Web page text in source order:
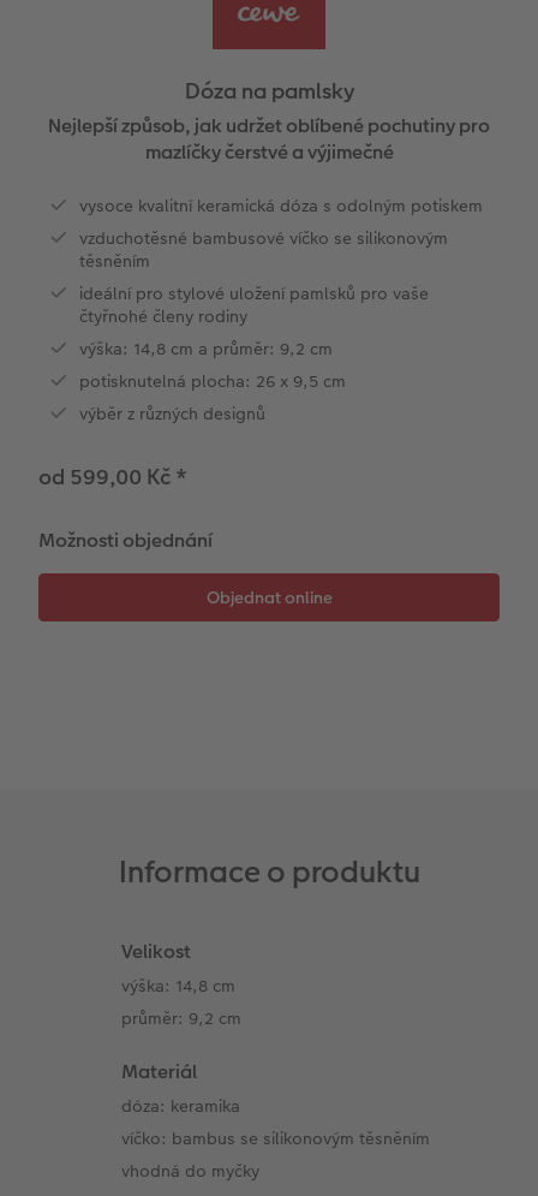
Ukázky fotoknih
Garance spokojenosti
Art Collection
Novinky
Svatební fotokniha
CEWE foto ihned s textem
Filmový pás
Fotosety ihned
Vícedílné fotografie ihned
Velké formáty ihned
Koláž ihned
CEWE foto ihned
Průkazové foto
Art Prints
Rámy
Samolepky z fotky
Digitalizace
CEWE myPhotos
Novinky
Akrylové sklo
Foto na dřevě
Svatební cedule
Vícedílné obrazy
Fotokoláž
CEWE myPhotos
Novinky
Fotokoláž k výročí
Škola a kancelář
Dárková krabička
CEWE FOTOKNIHA dětská
CEWE myPhotos
Novinky
Cardholder
Novinky
Pohlednice s přímým odesláním
Pohlednice
Další události
CEWE myPhotos
Cestování
DIY
Designové fotoobrazy
Fotografické soutěže
Dóza na pamlsky
Nejlepší způsob, jak udržet oblíbené pochutiny pro
mazlíčky čerstvé a výjimečné
vysoce kvalitní keramická dóza s odolným potiskem
vzduchotěsné bambusové víčko se silikonovým
těsněním
ideální pro stylové uložení pamlsků pro vaše
čtyřnohé členy rodiny
výška: 14,8 cm a průměr: 9,2 cm
potisknutelná plocha: 26 x 9,5 cm
výběr z různých designů
od 599,00 Kč *
Možnosti objednání
Informace o produktu
Velikost
výška: 14,8 cm
průměr: 9,2 cm
Materiál
dóza: keramika
víčko: bambus se silikonovým těsněním
vhodná do myčky